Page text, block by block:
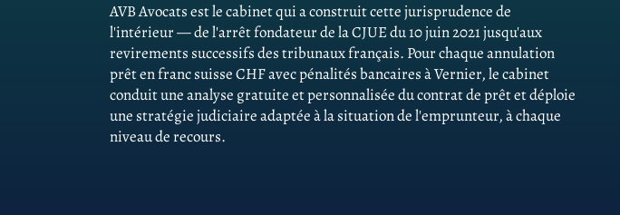
AVB Avocats est le cabinet qui a construit cette jurisprudence de
l'intérieur — de l'arrêt fondateur de la CJUE du 10 juin 2021 jusqu'aux
revirements successifs des tribunaux français. Pour chaque annulation
prêt en franc suisse CHF avec pénalités bancaires à Vernier, le cabinet
conduit une analyse gratuite et personnalisée du contrat de prêt et déploie
une stratégie judiciaire adaptée à la situation de l'emprunteur, à chaque
niveau de recours.